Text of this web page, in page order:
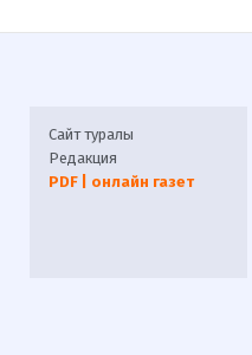
Сайт туралы
Редакция
PDF | онлайн газет